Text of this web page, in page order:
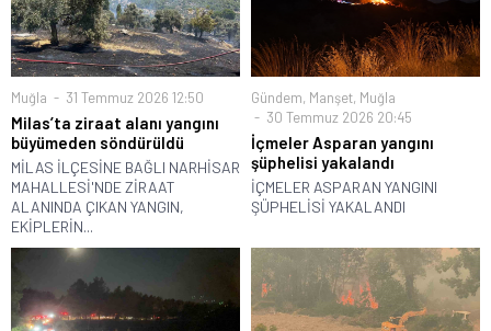
Muğla 31 Temmuz 2026 12:50
Milas’ta ziraat alanı yangını
büyümeden söndürüldü
MİLAS İLÇESİNE BAĞLI NARHİSAR
MAHALLESİ'NDE ZİRAAT
ALANINDA ÇIKAN YANGIN,
EKİPLERİN...
Gündem, Manşet, Muğla
30 Temmuz 2026 20:45
İçmeler Asparan yangını
şüphelisi yakalandı
İÇMELER ASPARAN YANGINI
ŞÜPHELİSİ YAKALANDI